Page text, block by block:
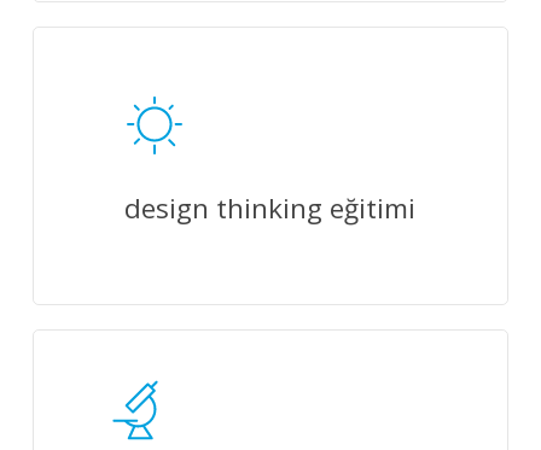
design thinking eğitimi